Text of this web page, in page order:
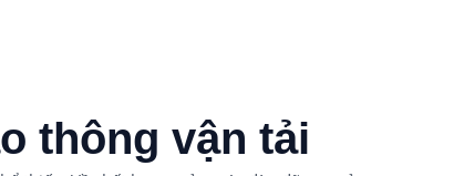
thông vận tải